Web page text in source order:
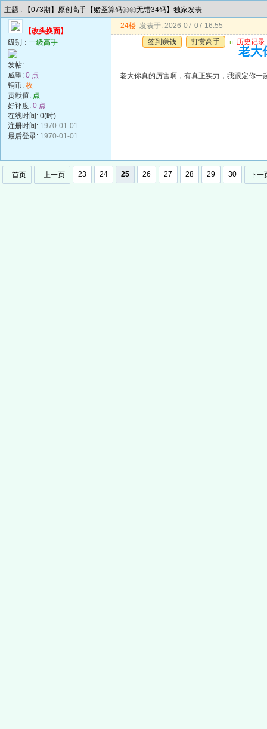
主题 : 【073期】原创高手【赌圣算码㊣㊣无错34码】独家发表
【改头换面】
级别： 一级高手
发帖:
威望: 0 点
铜币: 枚
贡献值: 点
好评度: 0 点
在线时间: 0(时)
注册时间: 1970-01-01
最后登录: 1970-01-01
24楼 发表于: 2026-07-07 16:55
签到赚钱
打赏高手 u 历史记录
老大
老大你真的厉害啊，有真正实力，我跟定你一
首页 上一页 23 24 25 26 27 28 29 30 下一